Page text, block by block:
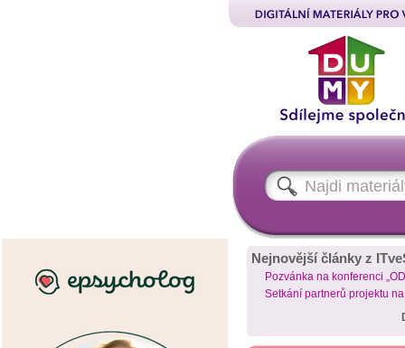
Nejnovější články z
Pozvánka na konferenci
Setkání partnerů projektu